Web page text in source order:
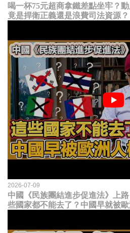
喝一杯75元超商拿鐵差點坐牢？
竟是捍衛正義還是浪費司法資源？
2026-07-09
中國《民族團結進步促進法》上
些國家都不能去了？中國早就被